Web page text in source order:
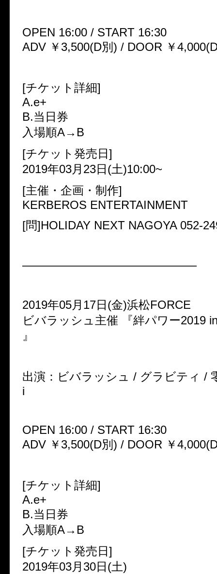
OPEN 16:00 / START 16:30
ADV ￥3,500(D別) / DOOR ￥
[チケット詳細]
A.e+
B.当日券
入場順A→B
[チケット発売日]
2019年03月23日(土)10:00~
[主催・企画・制作]
KERBEROS ENTERTAINMENT
[問]HOLIDAY NEXT NAGOYA 052-
———————————————
2019年05月17日(金)浜松FORCE
ビバラッシュ主催 『絆パワー2019
』
出演：ビバラッシュ / グラビティ /
i
OPEN 16:00 / START 16:30
ADV ￥3,500(D別) / DOOR ￥
[チケット詳細]
A.e+
B.当日券
入場順A→B
[チケット発売日]
2019年03月30日(土)